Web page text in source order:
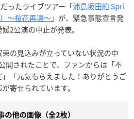
ったライブツアー「浦島坂田船 Spri
～桜花再凛～」が、緊急事態宣言発
2公演の中止が発表。
の見込みが立っていない状況の中
開されたことで、ファンからは「不
「元気もらえました！ありがとうご
寄せられています。
の他の画像（全2枚）